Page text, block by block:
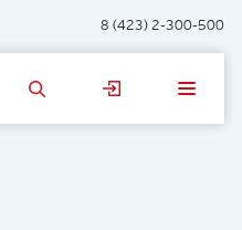
8 (423) 2-300-500